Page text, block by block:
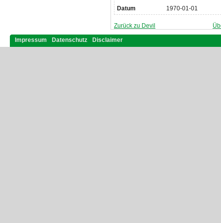
Datum 1970-01-01
Zurück zu Devil
Impressum Datenschutz Disclaimer